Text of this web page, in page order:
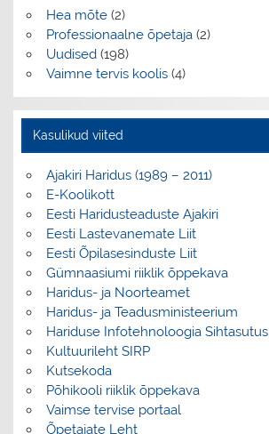
Hea mõte(2)
Professionaalne õpetaja(2)
Uudised(198)
Vaimne tervis koolis(4)
Kasulikud viited
Ajakiri Haridus (1989 – 2011)
E-Koolikott
Eesti Haridusteaduste Ajakiri
Eesti Lastevanemate Liit
Eesti Õpilasesinduste Liit
Gümnaasiumi riiklik õppekava
Haridus- ja Noorteamet
Haridus- ja Teadusministeerium
Hariduse Infotehnoloogia Sihtasutus
Kultuurileht SIRP
Kutsekoda
Põhikooli riiklik õppekava
Vaimse tervise portaal
Õpetajate Leht